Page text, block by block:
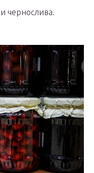
чернослива.